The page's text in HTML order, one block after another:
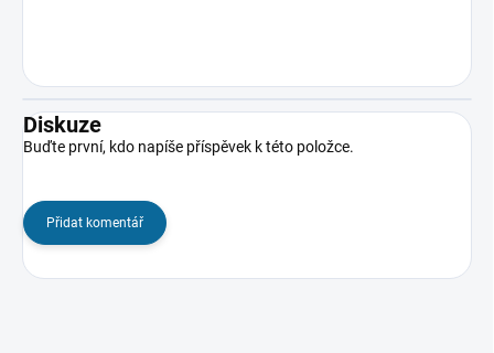
Diskuze
Buďte první, kdo napíše příspěvek k této položce.
Přidat komentář